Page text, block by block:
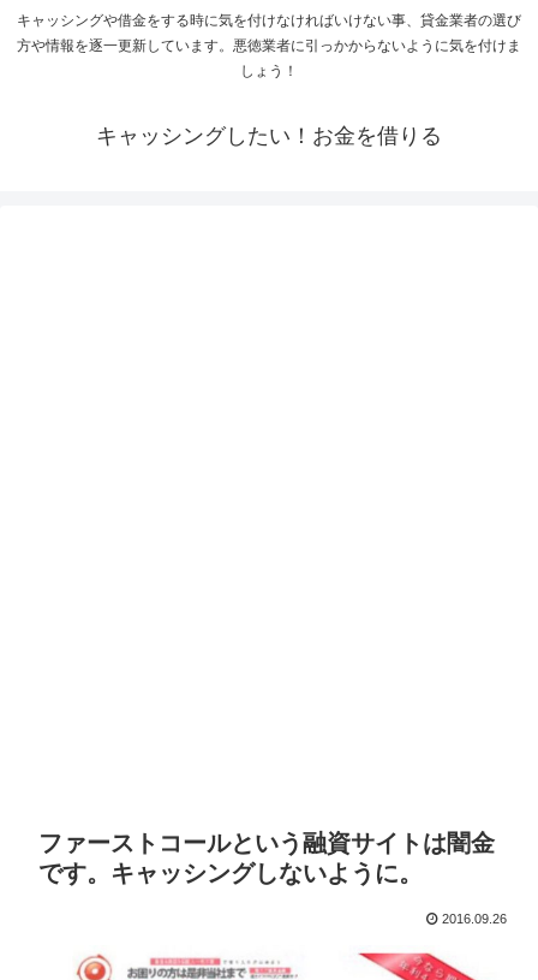
キャッシングや借金をする時に気を付けなければいけない事、貸金業者の選び
方や情報を逐一更新しています。悪徳業者に引っかからないように気を付けま
しょう！
キャッシングしたい！お金を借りる
ファーストコールという融資サイトは闇金
です。キャッシングしないように。
2016.09.26